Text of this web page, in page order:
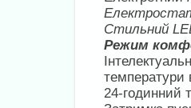
Стильний
Режим
температури
24-годинний